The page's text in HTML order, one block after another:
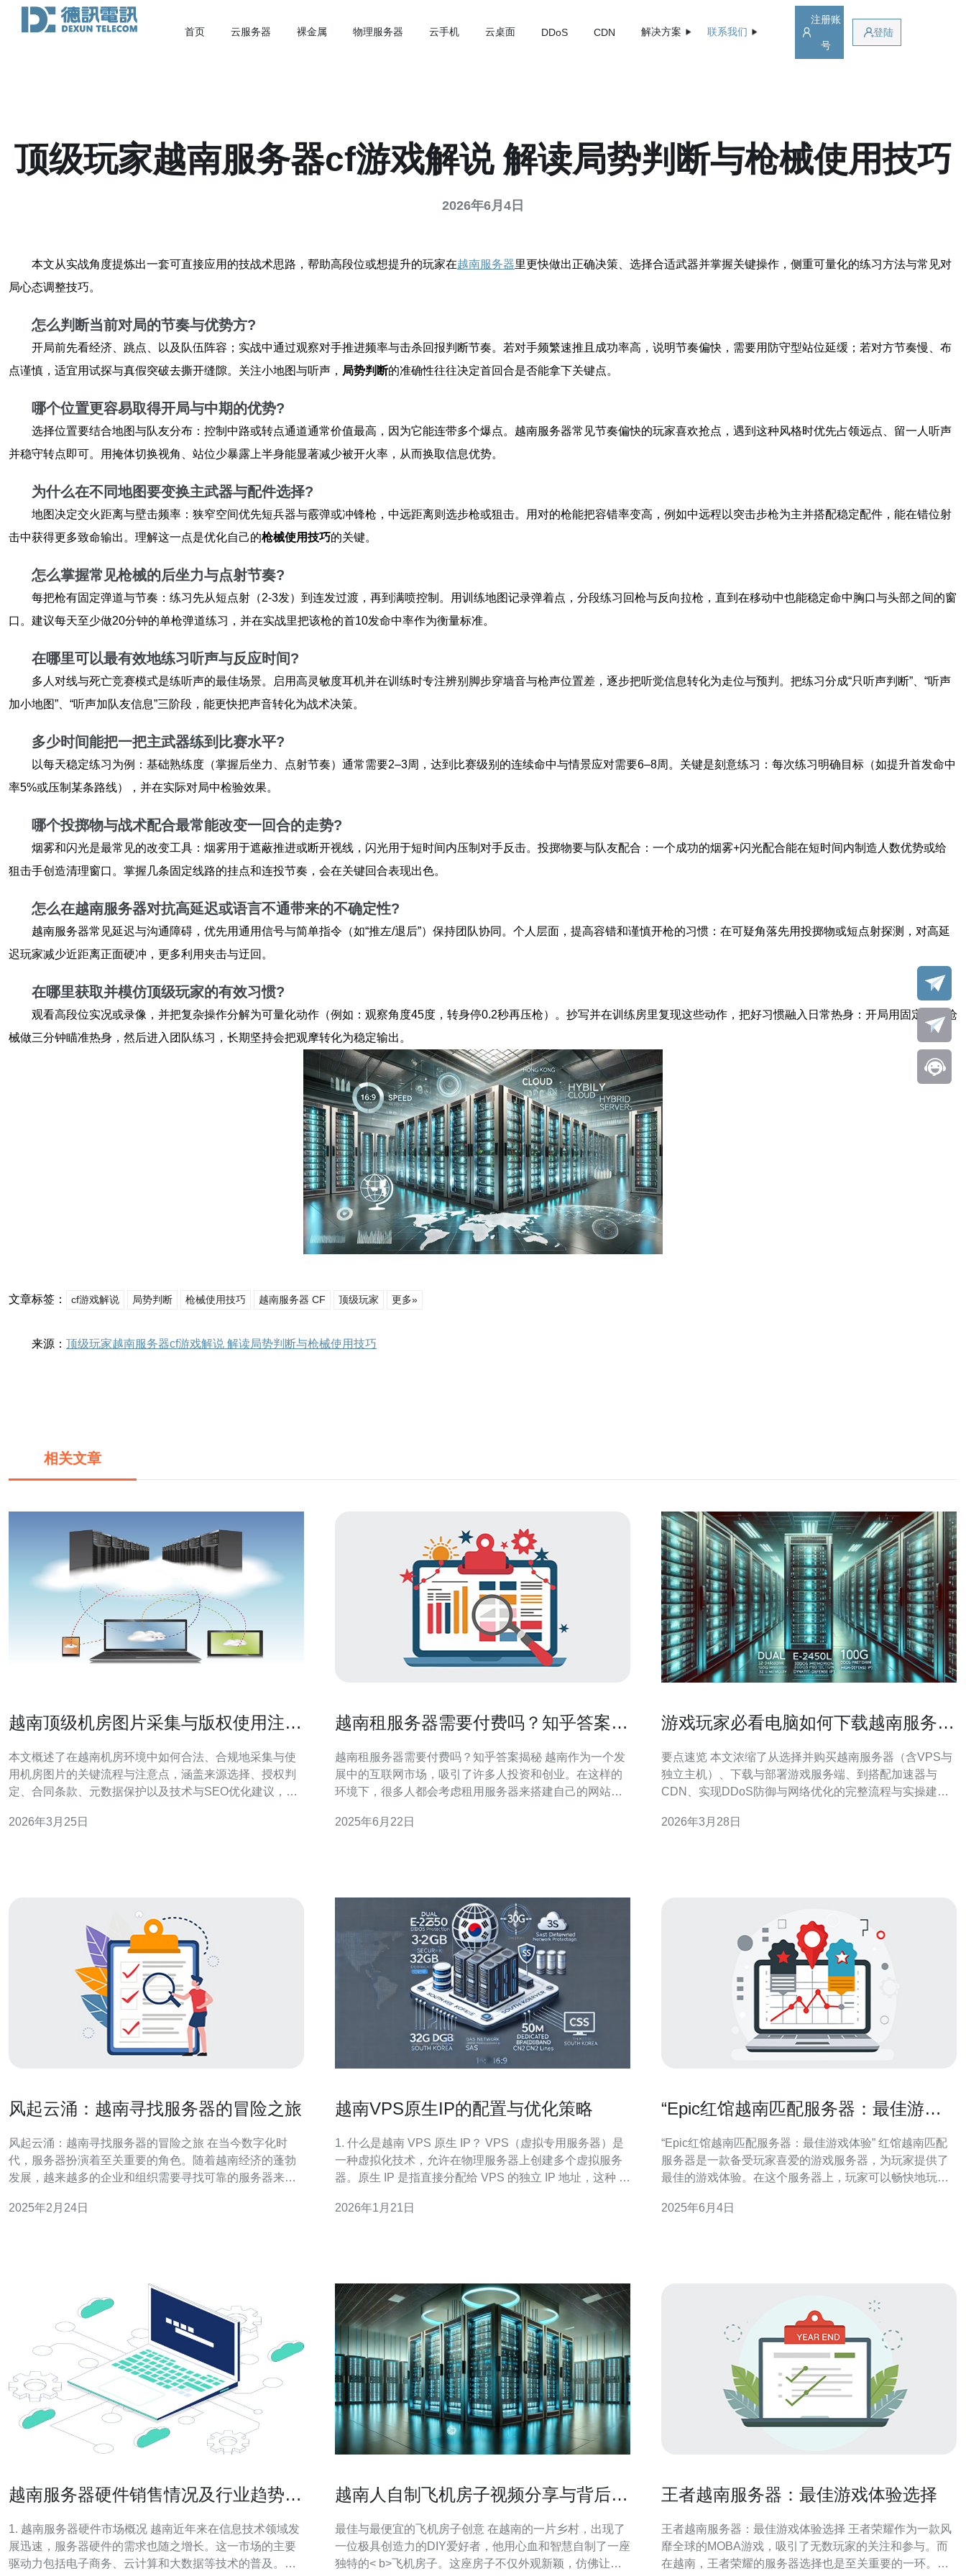
首页 云服务器 裸金属 物理服务器 云手机 云桌面 DDoS CDN 解决方案 联系我们
注册账
号
登陆
顶级玩家越南服务器cf游戏解说 解读局势判断与枪械使用技巧
2026年6月4日
本文从实战角度提炼出一套可直接应用的技战术思路，帮助高段位或想提升的玩家在越南服务器里更快做出正确决策、选择合适武器并掌握关键操作，侧重可量化的练习方法与常见对
局心态调整技巧。
怎么判断当前对局的节奏与优势方?
开局前先看经济、跳点、以及队伍阵容；实战中通过观察对手推进频率与击杀回报判断节奏。若对手频繁速推且成功率高，说明节奏偏快，需要用防守型站位延缓；若对方节奏慢、布
点谨慎，适宜用试探与真假突破去撕开缝隙。关注小地图与听声， 局势判断的准确性往往决定首回合是否能拿下关键点。
哪个位置更容易取得开局与中期的优势?
选择位置要结合地图与队友分布：控制中路或转点通道通常价值最高，因为它能连带多个爆点。越南服务器常见节奏偏快的玩家喜欢抢点，遇到这种风格时优先占领远点、留一人听声
并稳守转点即可。用掩体切换视角、站位少暴露上半身能显著减少被开火率，从而换取信息优势。
为什么在不同地图要变换主武器与配件选择?
地图决定交火距离与壁击频率：狭窄空间优先短兵器与霰弹或冲锋枪，中远距离则选步枪或狙击。用对的枪能把容错率变高，例如中远程以突击步枪为主并搭配稳定配件，能在错位射
击中获得更多致命输出。理解这一点是优化自己的枪械使用技巧的关键。
怎么掌握常见枪械的后坐力与点射节奏?
每把枪有固定弹道与节奏：练习先从短点射（2-3发）到连发过渡，再到满喷控制。用训练地图记录弹着点，分段练习回枪与反向拉枪，直到在移动中也能稳定命中胸口与头部之间的窗
口。建议每天至少做20分钟的单枪弹道练习，并在实战里把该枪的首10发命中率作为衡量标准。
在哪里可以最有效地练习听声与反应时间?
多人对线与死亡竞赛模式是练听声的最佳场景。启用高灵敏度耳机并在训练时专注辨别脚步穿墙音与枪声位置差，逐步把听觉信息转化为走位与预判。把练习分成“只听声判断”、“听声
加小地图”、“听声加队友信息”三阶段，能更快把声音转化为战术决策。
多少时间能把一把主武器练到比赛水平?
以每天稳定练习为例：基础熟练度（掌握后坐力、点射节奏）通常需要2–3周，达到比赛级别的连续命中与情景应对需要6–8周。关键是刻意练习：每次练习明确目标（如提升首发命中
率5%或压制某条路线），并在实际对局中检验效果。
哪个投掷物与战术配合最常能改变一回合的走势?
烟雾和闪光是最常见的改变工具：烟雾用于遮蔽推进或断开视线，闪光用于短时间内压制对手反击。投掷物要与队友配合：一个成功的烟雾+闪光配合能在短时间内制造人数优势或给
狙击手创造清理窗口。掌握几条固定线路的挂点和连投节奏，会在关键回合表现出色。
怎么在越南服务器对抗高延迟或语言不通带来的不确定性?
越南服务器常见延迟与沟通障碍，优先用通用信号与简单指令（如“推左/退后”）保持团队协同。个人层面，提高容错和谨慎开枪的习惯：在可疑角落先用投掷物或短点射探测，对高延
迟玩家减少近距离正面硬冲，更多利用夹击与迂回。
在哪里获取并模仿顶级玩家的有效习惯?
观看高段位实况或录像，并把复杂操作分解为可量化动作（例如：观察角度45度，转身停0.2秒再压枪）。抄写并在训练房里复现这些动作，把好习惯融入日常热身：开局用固定热身枪
械做三分钟瞄准热身，然后进入团队练习，长期坚持会把观摩转化为稳定输出。
文章标签： cf游戏解说 局势判断 枪械使用技巧 越南服务器 CF 顶级玩家 更多»
来源： 顶级玩家越南服务器cf游戏解说 解读局势判断与枪械使用技巧
相关文章
越南顶级机房图片采集与版权使用注意
本文概述了在越南机房环境中如何合法、合规地采集与使
用机房图片的关键流程与注意点，涵盖来源选择、授权判
定、合同条款、元数据保护以及技术与SEO优化建议，旨
果。 常见渠道包括：现场拍摄（自有或委托摄影师）、购
2026年3月25日
越南租服务器需要付费吗？知乎答案揭
越南租服务器需要付费吗？知乎答案揭秘 越南作为一个发
展中的互联网市场，吸引了许多人投资和创业。在这样的
环境下，很多人都会考虑租用服务器来搭建自己的网站或
许多人困惑的问题。在知乎上，有许多人分享了他们的看
2025年6月22日
游戏玩家必看电脑如何下载越南服务器
要点速览 本文浓缩了从选择并购买越南服务器（含VPS与
独立主机）、下载与部署游戏服务端、到搭配加速器与
CDN、实现DDoS防御与网络优化的完整流程与实操建
供商；文中同时介绍了域名解析、BGP/Peering 路由优化
2026年3月28日
风起云涌：越南寻找服务器的冒险之旅
风起云涌：越南寻找服务器的冒险之旅 在当今数字化时
代，服务器扮演着至关重要的角色。随着越南经济的蓬勃
发展，越来越多的企业和组织需要寻找可靠的服务器来满
而是充满了冒险和挑战。 越南的服务器市场近年来发展迅
2025年2月24日
越南VPS原生IP的配置与优化策略
1. 什么是越南 VPS 原生 IP？ VPS（虚拟专用服务器）是
一种虚拟化技术，允许在物理服务器上创建多个虚拟服务
器。原生 IP 是指直接分配给 VPS 的独立 IP 地址，这种 IP
资源的用户。 2. 为什么选择越南 VPS 原生 IP？ 选择越南
2026年1月21日
“Epic红馆越南匹配服务器：最佳游戏
“Epic红馆越南匹配服务器：最佳游戏体验” 红馆越南匹配
服务器是一款备受玩家喜爱的游戏服务器，为玩家提供了
最佳的游戏体验。在这个服务器上，玩家可以畅快地玩游
趣。 红馆越南匹配服务器有着许多优势，让玩家爱不释
2025年6月4日
越南服务器硬件销售情况及行业趋势分
1. 越南服务器硬件市场概况 越南近年来在信息技术领域发
展迅速，服务器硬件的需求也随之增长。这一市场的主要
驱动力包括电子商务、云计算和大数据等技术的普及。随
越南人自制飞机房子视频分享与背后的
最佳与最便宜的飞机房子创意 在越南的一片乡村，出现了
一位极具创造力的DIY爱好者，他用心血和智慧自制了一座
独特的< b>飞机房子。这座房子不仅外观新颖，仿佛让人
王者越南服务器：最佳游戏体验选择
王者越南服务器：最佳游戏体验选择 王者荣耀作为一款风
靡全球的MOBA游戏，吸引了无数玩家的关注和参与。而
在越南，王者荣耀的服务器选择也是至关重要的一环。越